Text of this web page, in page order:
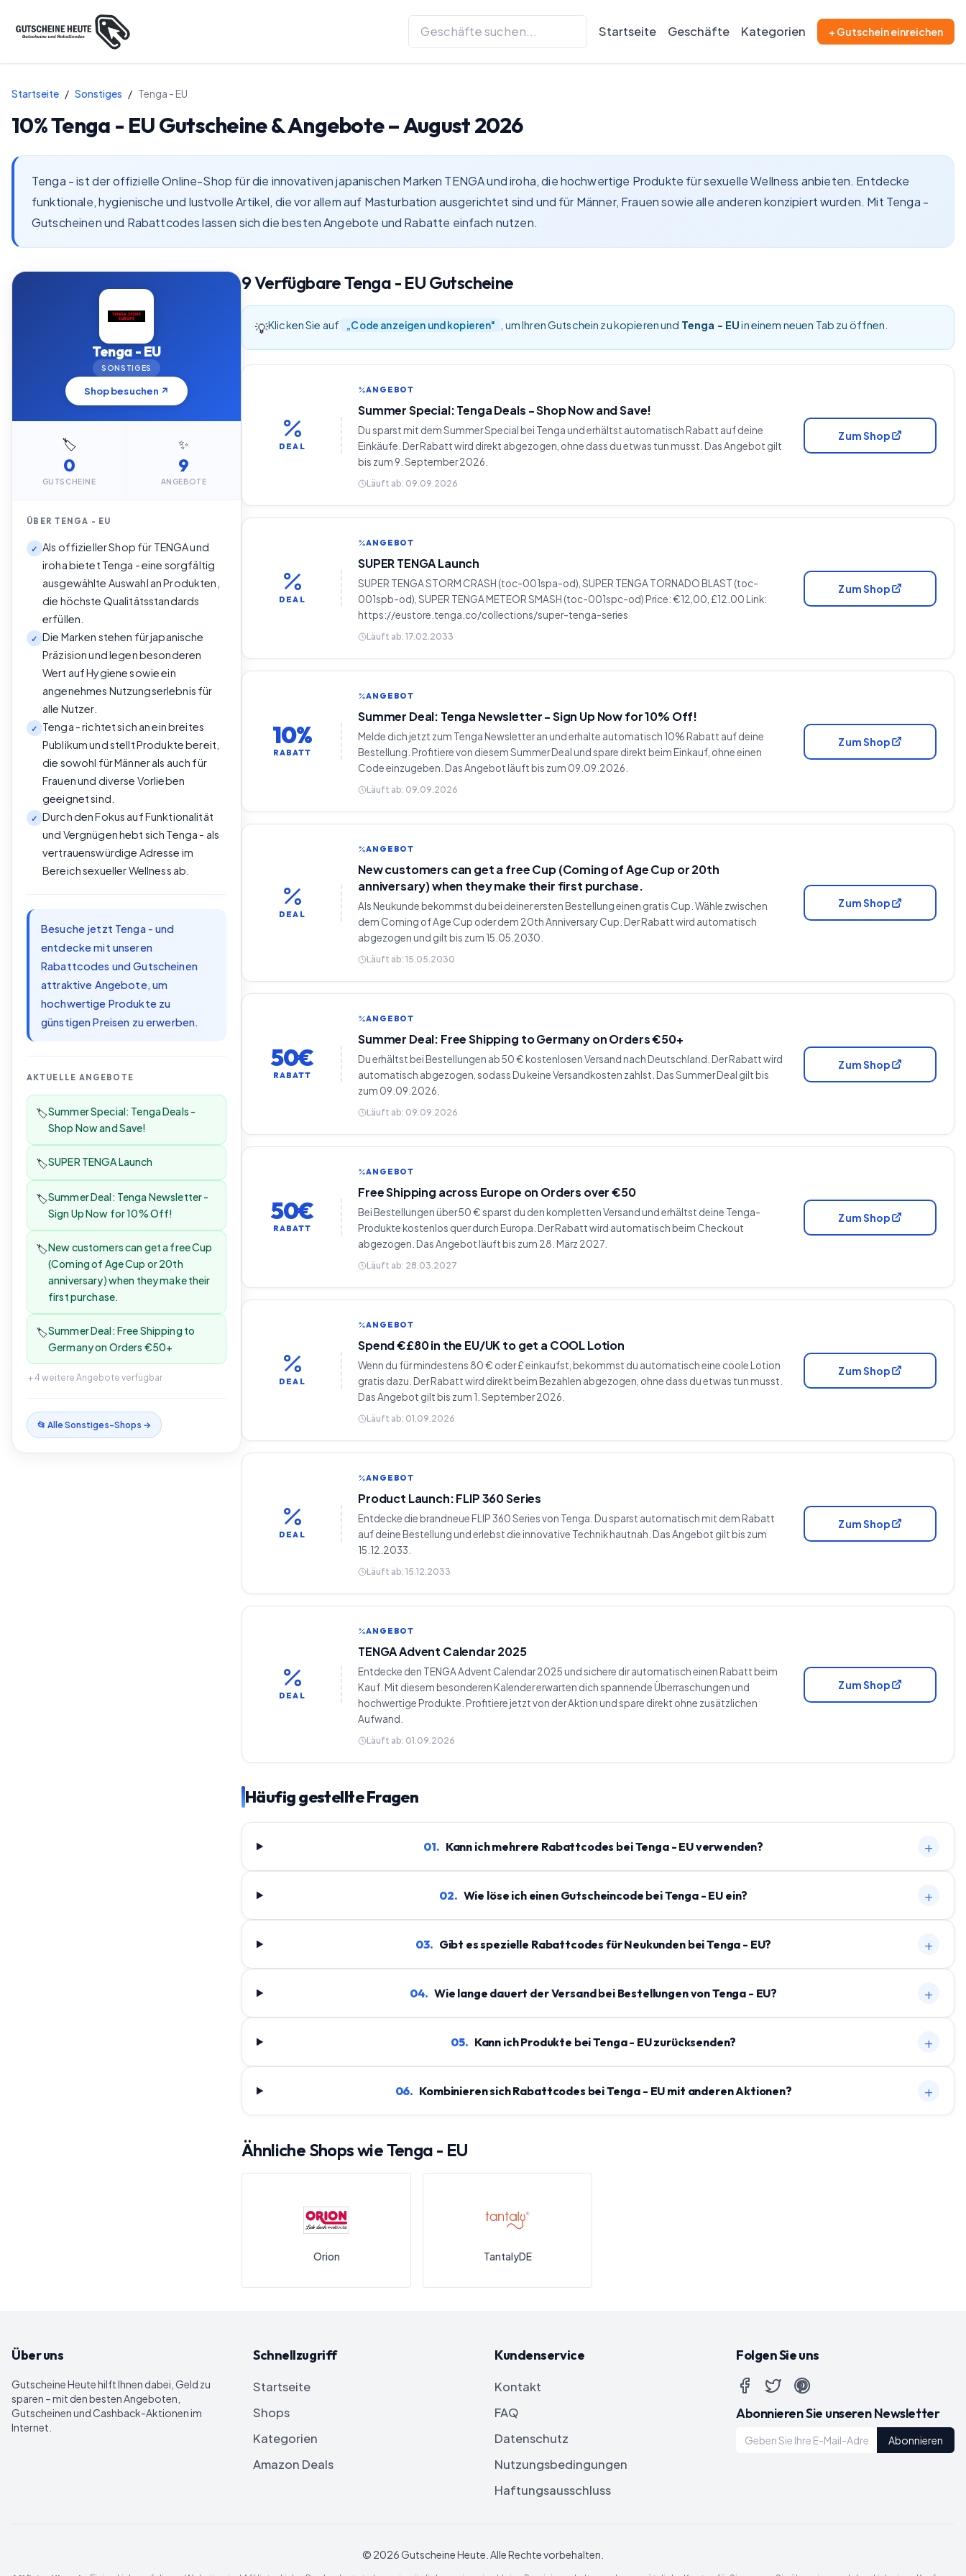
Startseite Geschäfte Kategorien + Gutschein einreichen
Startseite / Sonstiges / Tenga - EU
10%Tenga - EUGutscheine & Angebote –August 2026
Tenga - ist der offizielle Online-Shop für die innovativen japanischen Marken TENGA und iroha, die hochwertige Produkte für sexuelle Wellness anbieten. Entdecke
funktionale, hygienische und lustvolle Artikel, die vor allem auf Masturbation ausgerichtet sind und für Männer, Frauen sowie alle anderen konzipiert wurden. Mit Tenga -
Gutscheinen und Rabattcodes lassen sich die besten Angebote und Rabatte einfach nutzen.
Tenga - EU
SONSTIGES
Shop besuchen ↗
🏷️
0
GUTSCHEINE
✨
9
ANGEBOTE
ÜBER TENGA - EU
✓
Als offizieller Shop für TENGA und
iroha bietet Tenga - eine sorgfältig
ausgewählte Auswahl an Produkten,
die höchste Qualitätsstandards
erfüllen.
✓
Die Marken stehen für japanische
Präzision und legen besonderen
Wert auf Hygiene sowie ein
angenehmes Nutzungserlebnis für
alle Nutzer.
✓
Tenga - richtet sich an ein breites
Publikum und stellt Produkte bereit,
die sowohl für Männer als auch für
Frauen und diverse Vorlieben
geeignet sind.
✓
Durch den Fokus auf Funktionalität
und Vergnügen hebt sich Tenga - als
vertrauenswürdige Adresse im
Bereich sexueller Wellness ab.
Besuche jetzt Tenga - und
entdecke mit unseren
Rabattcodes und Gutscheinen
attraktive Angebote, um
hochwertige Produkte zu
günstigen Preisen zu erwerben.
AKTUELLE ANGEBOTE
🏷️Summer Special: Tenga Deals -
Shop Now and Save!
🏷️SUPER TENGA Launch
🏷️Summer Deal: Tenga Newsletter -
Sign Up Now for 10% Off!
🏷️New customers can get a free Cup
(Coming of Age Cup or 20th
anniversary) when they make their
first purchase.
🏷️Summer Deal: Free Shipping to
Germany on Orders €50+
+4 weitere Angebote verfügbar
📂 AlleSonstiges-Shops →
9VerfügbareTenga - EU Gutscheine
💡Klicken Sie auf „Code anzeigen und kopieren" , um Ihren Gutschein zu kopieren und Tenga - EUin einem neuen Tab zu öffnen.
DEAL
ANGEBOT
Summer Special: Tenga Deals - Shop Now and Save!
Du sparst mit dem Summer Special bei Tenga und erhältst automatisch Rabatt auf deine
Einkäufe. Der Rabatt wird direkt abgezogen, ohne dass du etwas tun musst. Das Angebot gilt
bis zum 9. September 2026.
Läuft ab: 09.09.2026
Zum Shop
DEAL
ANGEBOT
SUPER TENGA Launch
SUPER TENGA STORM CRASH (toc-001spa-od), SUPER TENGA TORNADO BLAST (toc-
001spb-od), SUPER TENGA METEOR SMASH (toc-001spc-od) Price: €12,00, £12.00 Link:
https://eustore.tenga.co/collections/super-tenga-series
Läuft ab: 17.02.2033
Zum Shop
10%
RABATT
ANGEBOT
Summer Deal: Tenga Newsletter - Sign Up Now for 10% Off!
Melde dich jetzt zum Tenga Newsletter an und erhalte automatisch 10% Rabatt auf deine
Bestellung. Profitiere von diesem Summer Deal und spare direkt beim Einkauf, ohne einen
Code einzugeben. Das Angebot läuft bis zum 09.09.2026.
Läuft ab: 09.09.2026
Zum Shop
DEAL
ANGEBOT
New customers can get a free Cup (Coming of Age Cup or 20th
anniversary) when they make their first purchase.
Als Neukunde bekommst du bei deiner ersten Bestellung einen gratis Cup. Wähle zwischen
dem Coming of Age Cup oder dem 20th Anniversary Cup. Der Rabatt wird automatisch
abgezogen und gilt bis zum 15.05.2030.
Läuft ab: 15.05.2030
Zum Shop
50€
RABATT
ANGEBOT
Summer Deal: Free Shipping to Germany on Orders €50+
Du erhältst bei Bestellungen ab 50 € kostenlosen Versand nach Deutschland. Der Rabatt wird
automatisch abgezogen, sodass Du keine Versandkosten zahlst. Das Summer Deal gilt bis
zum 09.09.2026.
Läuft ab: 09.09.2026
Zum Shop
50€
RABATT
ANGEBOT
Free Shipping across Europe on Orders over €50
Bei Bestellungen über 50 € sparst du den kompletten Versand und erhältst deine Tenga-
Produkte kostenlos quer durch Europa. Der Rabatt wird automatisch beim Checkout
abgezogen. Das Angebot läuft bis zum 28. März 2027.
Läuft ab: 28.03.2027
Zum Shop
DEAL
ANGEBOT
Spend €£80 in the EU/UK to get a COOL Lotion
Wenn du für mindestens 80 € oder £ einkaufst, bekommst du automatisch eine coole Lotion
gratis dazu. Der Rabatt wird direkt beim Bezahlen abgezogen, ohne dass du etwas tun musst.
Das Angebot gilt bis zum 1. September 2026.
Läuft ab: 01.09.2026
Zum Shop
DEAL
ANGEBOT
Product Launch: FLIP 360 Series
Entdecke die brandneue FLIP 360 Series von Tenga. Du sparst automatisch mit dem Rabatt
auf deine Bestellung und erlebst die innovative Technik hautnah. Das Angebot gilt bis zum
15.12.2033.
Läuft ab: 15.12.2033
Zum Shop
DEAL
ANGEBOT
TENGA Advent Calendar 2025
Entdecke den TENGA Advent Calendar 2025 und sichere dir automatisch einen Rabatt beim
Kauf. Mit diesem besonderen Kalender erwarten dich spannende Überraschungen und
hochwertige Produkte. Profitiere jetzt von der Aktion und spare direkt ohne zusätzlichen
Aufwand.
Läuft ab: 01.09.2026
Zum Shop
Häufig gestellte Fragen
01. Kann ich mehrere Rabattcodes bei Tenga - EU verwenden? +
02. Wie löse ich einen Gutscheincode bei Tenga - EU ein? +
03. Gibt es spezielle Rabattcodes für Neukunden bei Tenga - EU? +
04. Wie lange dauert der Versand bei Bestellungen von Tenga - EU? +
05. Kann ich Produkte bei Tenga - EU zurücksenden? +
06. Kombinieren sich Rabattcodes bei Tenga - EU mit anderen Aktionen? +
Ähnliche Shops wieTenga - EU
Orion TantalyDE
Über uns
Gutscheine Heutehilft Ihnen dabei, Geld zu
sparen – mit den besten Angeboten,
Gutscheinen und Cashback-Aktionen im
Internet.
Schnellzugriff
Startseite
Shops
Kategorien
Amazon Deals
Kundenservice
Kontakt
FAQ
Datenschutz
Nutzungsbedingungen
Haftungsausschluss
Folgen Sie uns
Abonnieren Sie unseren Newsletter
Abonnieren
© 2026Gutscheine Heute . Alle Rechte vorbehalten.